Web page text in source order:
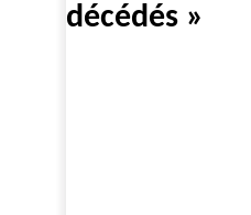
décédés »